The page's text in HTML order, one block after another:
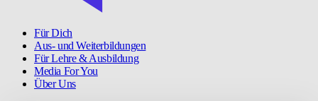
Für Dich
Aus- und Weiterbildungen
Für Lehre & Ausbildung
Media For You
Über Uns